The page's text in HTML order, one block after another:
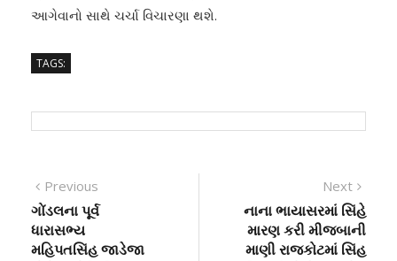
આગેવાનો સાથે ચર્ચા વિચારણા થશે.
TAGS:
Post
navigation
Previous
post:
ગોંડલના પૂર્વ
ધારાસભ્ય
મહિપતસિંહ જાડેજા
Next
post:
નાના ભાયાસરમાં સિંહે
મારણ કરી મીજબાની
માણી રાજકોટમાં સિંહ